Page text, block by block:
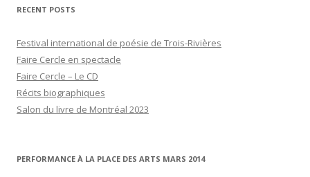
RECENT POSTS
Festival international de poésie de Trois-Rivières
Faire Cercle en spectacle
Faire Cercle – Le CD
Récits biographiques
Salon du livre de Montréal 2023
PERFORMANCE À LA PLACE DES ARTS MARS 2014